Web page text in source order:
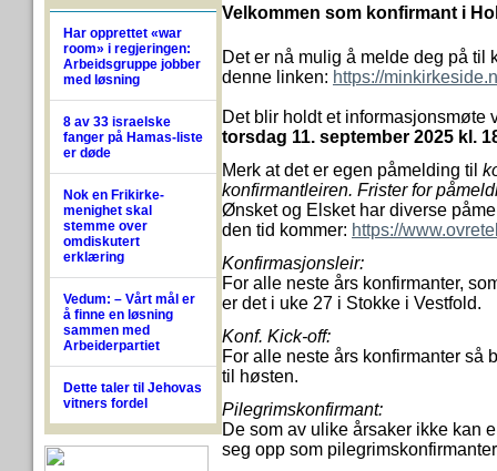
Har opprettet «war
room» i regjeringen:
Arbeidsgruppe jobber
med løsning
8 av 33 israelske
fanger på Hamas-liste
er døde
Nok en Frikirke-
menighet skal
stemme over
omdiskutert
erklæring
Vedum: – Vårt mål er
å finne en løsning
sammen med
Arbeiderpartiet
Dette taler til Jehovas
vitners fordel
Velkommen som konfirmant i
Det er nå mulig å melde deg på
denne linken: https://
Det blir holdt et informasjonsmøte
torsdag 11. september 2025 kl.
Merk at det er egen påmelding til
konfirmantleiren. Frister for
Ønsket og Elsket har diverse
den tid kommer: https://
Konfirmasjonsleir:
For alle neste års konfirmanter,
er det i uke 27 i Stokke i Vestfold.
Konf. Kick-off:
For alle neste års konfirmanter så
til høsten.
Pilegrimskonfirmant:
De som av ulike årsaker ikke kan
seg opp som